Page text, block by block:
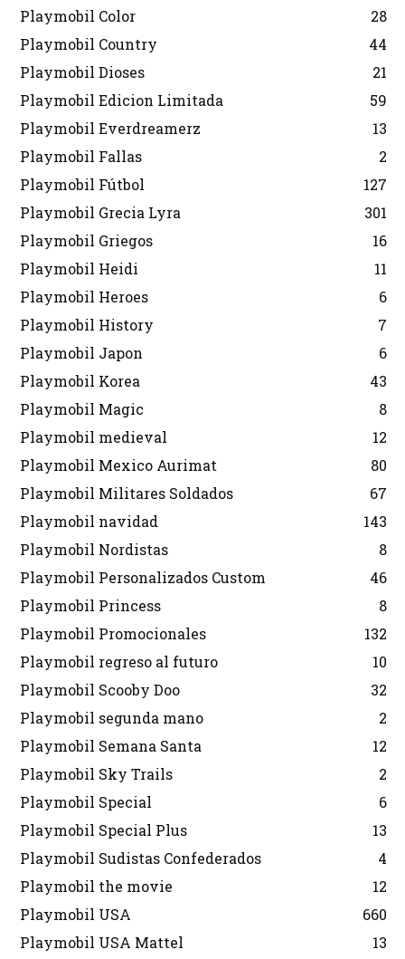
Playmobil Color
28
Playmobil Country
44
Playmobil Dioses
21
Playmobil Edicion Limitada
59
Playmobil Everdreamerz
13
Playmobil Fallas
2
Playmobil Fútbol
127
Playmobil Grecia Lyra
301
Playmobil Griegos
16
Playmobil Heidi
11
Playmobil Heroes
6
Playmobil History
7
Playmobil Japon
6
Playmobil Korea
43
Playmobil Magic
8
Playmobil medieval
12
Playmobil Mexico Aurimat
80
Playmobil Militares Soldados
67
Playmobil navidad
143
Playmobil Nordistas
8
Playmobil Personalizados Custom
46
Playmobil Princess
8
Playmobil Promocionales
132
Playmobil regreso al futuro
10
Playmobil Scooby Doo
32
Playmobil segunda mano
2
Playmobil Semana Santa
12
Playmobil Sky Trails
2
Playmobil Special
6
Playmobil Special Plus
13
Playmobil Sudistas Confederados
4
Playmobil the movie
12
Playmobil USA
660
Playmobil USA Mattel
13